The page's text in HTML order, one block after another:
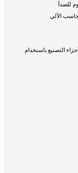
للصدأ
التصنيع باستخدام